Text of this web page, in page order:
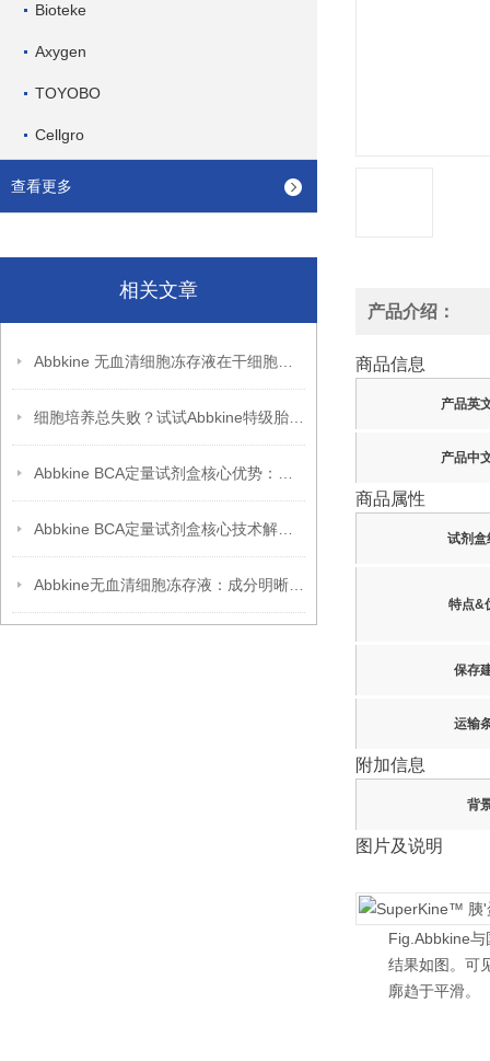
Bioteke
Axygen
TOYOBO
Cellgro
查看更多
相关文章
产品介绍：
商品信息
产品英
产品中
商品属性
试剂盒
特点&
保存
运输
附加信息
背
图片及说明
Fig.Abbkine
结果如图。可
廓趋于平滑。